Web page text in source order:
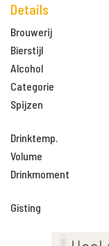
Details
Brouwerij
Bierstijl
Alcohol
Categorie
Spijzen
Drinktemp.
Volume
Drinkmoment
Gisting